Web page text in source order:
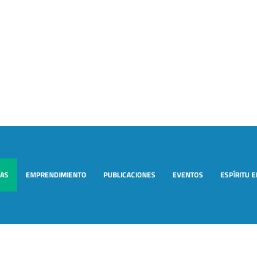
EMPRENDIMIENTO PUBLICACIONES EVENTOS ESPÍRITU